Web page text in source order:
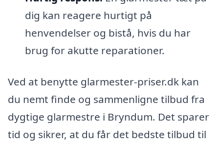
dig kan reagere hurtigt på
henvendelser og bistå, hvis du har
brug for akutte reparationer.
Ved at benytte glarmester-priser.dk kan
du nemt finde og sammenligne tilbud fra
dygtige glarmestre i Bryndum. Det sparer
tid og sikrer, at du får det bedste tilbud til